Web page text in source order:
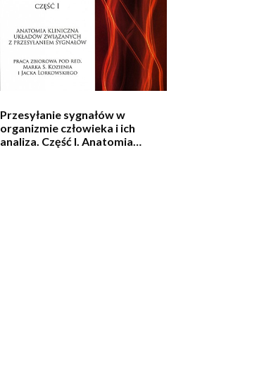
Przesyłanie sygnałów w
organizmie człowieka i ich
analiza. Część I. Anatomia